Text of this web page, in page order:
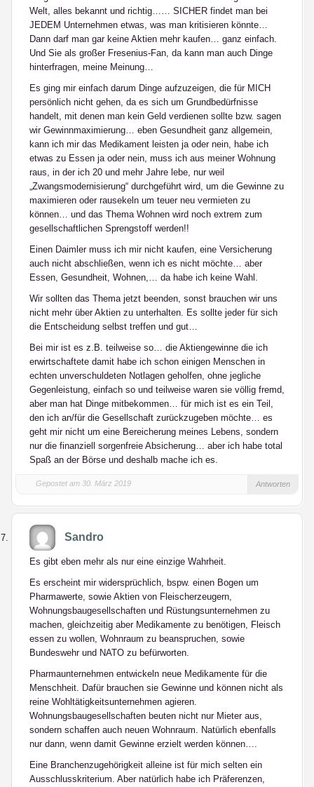
Welt, alles bekannt und richtig…… SICHER findet man bei
JEDEM Unternehmen etwas, was man kritisieren könnte…
Dann darf man gar keine Aktien mehr kaufen… ganz einfach.
Und Sie als großer Fresenius-Fan, da kann man auch Dinge
hinterfragen, meine Meinung…
Es ging mir einfach darum Dinge aufzuzeigen, die für MICH
persönlich nicht gehen, da es sich um Grundbedürfnisse
handelt, mit denen man kein Geld verdienen sollte bzw. sagen
wir Gewinnmaximierung… eben Gesundheit ganz allgemein,
kann ich mir das Medikament leisten ja oder nein, habe ich
etwas zu Essen ja oder nein, muss ich aus meiner Wohnung
raus, in der ich 20 und mehr Jahre lebe, nur weil
„Zwangsmodernisierung“ durchgeführt wird, um die Gewinne zu
maximieren oder rausekeln um teuer neu vermieten zu
können… und das Thema Wohnen wird noch extrem zum
gesellschaftlichen Sprengstoff werden!!
Einen Daimler muss ich mir nicht kaufen, eine Versicherung
auch nicht abschließen, wenn ich es nicht möchte… aber
Essen, Gesundheit, Wohnen,… da habe ich keine Wahl.
Wir sollten das Thema jetzt beenden, sonst brauchen wir uns
nicht mehr über Aktien zu unterhalten. Es sollte jeder für sich
die Entscheidung selbst treffen und gut…
Bei mir ist es z.B. teilweise so… die Aktiengewinne die ich
erwirtschaftete damit habe ich schon einigen Menschen in
echten unverschuldeten Notlagen geholfen, ohne jegliche
Gegenleistung, einfach so und teilweise waren sie völlig fremd,
aber man hat Dinge mitbekommen… für mich ist es ein Teil,
den ich an/für die Gesellschaft zurückzugeben möchte… es
geht mir nicht um eine Bereicherung meines Lebens, sondern
nur die finanziell sorgenfreie Absicherung… aber ich habe total
Spaß an der Börse und deshalb mache ich es.
Gepostet am 30. März 2019 Antworten
Sandro
Es gibt eben mehr als nur eine einzige Wahrheit.
Es erscheint mir widersprüchlich, bspw. einen Bogen um
Pharmawerte, sowie Aktien von Fleischerzeugern,
Wohnungsbaugesellschaften und Rüstungsunternehmen zu
machen, gleichzeitig aber Medikamente zu benötigen, Fleisch
essen zu wollen, Wohnraum zu beanspruchen, sowie
Bundeswehr und NATO zu befürworten.
Pharmaunternehmen entwickeln neue Medikamente für die
Menschheit. Dafür brauchen sie Gewinne und können nicht als
reine Wohltätigkeitsunternehmen agieren.
Wohnungsbaugesellschaften beuten nicht nur Mieter aus,
sondern schaffen auch neuen Wohnraum. Natürlich ebenfalls
nur dann, wenn damit Gewinne erzielt werden können….
Eine Branchenzugehörigkeit alleine ist für mich selten ein
Ausschlusskriterium. Aber natürlich habe ich Präferenzen,